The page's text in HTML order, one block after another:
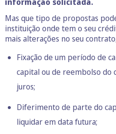
Mas que tipo de propostas
instituição onde tem o seu
mais alterações no seu
Fixação de um período de
capital ou de reembolso do
juros;
Diferimento de parte do
liquidar em data futura;